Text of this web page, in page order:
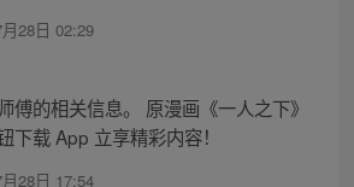
28日 02:29
傅的相关信息。 原漫画《一人之下》
下载 App 立享精彩内容！
28日 17:54